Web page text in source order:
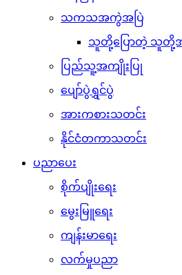
သကသအကွဲအပြဲ
သူတို့ပြောတဲ့ သူတို့အ
ပြည်သူ့အကျိုးပြု
ပျော်ပွဲရွှင်ပွဲ
အားကစားသတင်း
နိုင်ငံတကာသတင်း
ပညာပေး
စိုက်ပျိုးရေး
မွေးမြူရေး
ကျန်းမာရေး
လက်မှုပညာ